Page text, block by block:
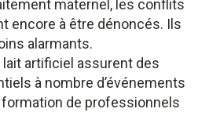
maternel, les conflits
encore à être dénoncés. Ils
alarmants.
artificiel assurent des
à nombre d’événements
de professionnels